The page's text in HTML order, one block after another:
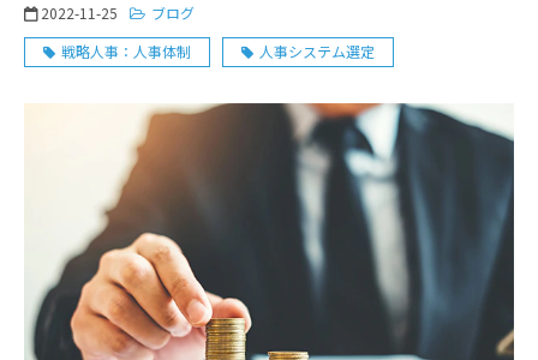
分析例
導入・運用サポート
お役立ち情報
お知らせ
2022-11-25
ブログ
戦略人事：人事体制
人事システム選定